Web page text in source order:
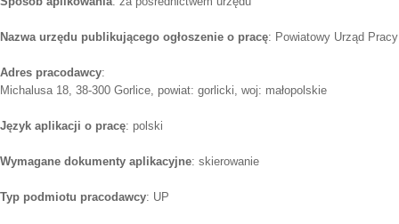
Nazwa urzędu publikującego ogłoszenie o pracę: Powiatowy Urząd
Adres pracodawcy:
Michalusa 18, 38-300 Gorlice, powiat: gorlicki, woj: małopolskie
Język aplikacji o pracę: polski
Wymagane dokumenty aplikacyjne: skierowanie
Typ podmiotu pracodawcy: UP